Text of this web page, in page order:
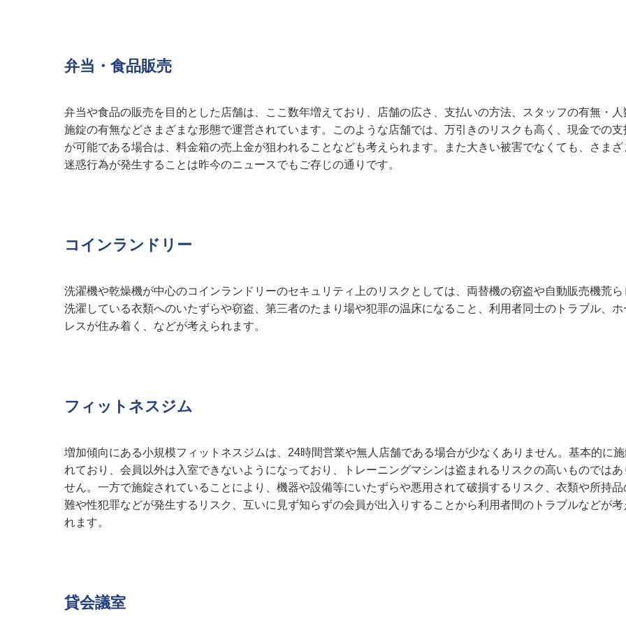
弁当・食品販売
弁当や食品の販売を目的とした店舗は、ここ数年増えており、店舗の広さ、支払いの方法、スタッフの有無・人
施錠の有無などさまざまな形態で運営されています。このような店舗では、万引きのリスクも高く、現金での支
が可能である場合は、料金箱の売上金が狙われることなども考えられます。また大きい被害でなくても、さまざ
迷惑行為が発生することは昨今のニュースでもご存じの通りです。
コインランドリー
洗濯機や乾燥機が中心のコインランドリーのセキュリティ上のリスクとしては、両替機の窃盗や自動販売機荒ら
洗濯している衣類へのいたずらや窃盗、第三者のたまり場や犯罪の温床になること、利用者同士のトラブル、ホ
レスが住み着く、などが考えられます。
フィットネスジム
増加傾向にある小規模フィットネスジムは、24時間営業や無人店舗である場合が少なくありません。基本的に施
れており、会員以外は入室できないようになっており、トレーニングマシンは盗まれるリスクの高いものではあ
せん。一方で施錠されていることにより、機器や設備等にいたずらや悪用されて破損するリスク、衣類や所持品
難や性犯罪などが発生するリスク、互いに見ず知らずの会員が出入りすることから利用者間のトラブルなどが考
れます。
貸会議室